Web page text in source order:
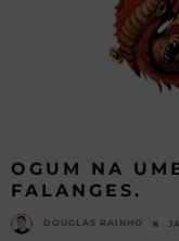
OGUM NA
FALANGES.
DOUGLAS RAINHO